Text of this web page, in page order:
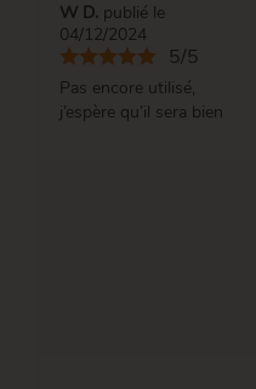
W D. publié le
04/12/2024
5/5
Pas encore utilisé,
j’espère qu’il sera bien